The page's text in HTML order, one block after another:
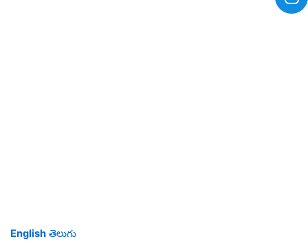
English తెలుగు